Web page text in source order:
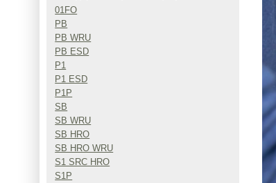
01FO
PB
PB WRU
PB ESD
P1
P1 ESD
P1P
SB
SB WRU
SB HRO
SB HRO WRU
S1 SRC HRO
S1P